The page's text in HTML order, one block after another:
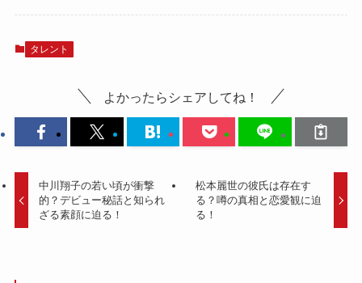
タレント
よかったらシェアしてね！
中川翔子の若い頃が衝撃
的？デビュー秘話と知られ
ざる素顔に迫る！
松本麗世の彼氏は存在す
る？噂の真相と恋愛観に迫
る！